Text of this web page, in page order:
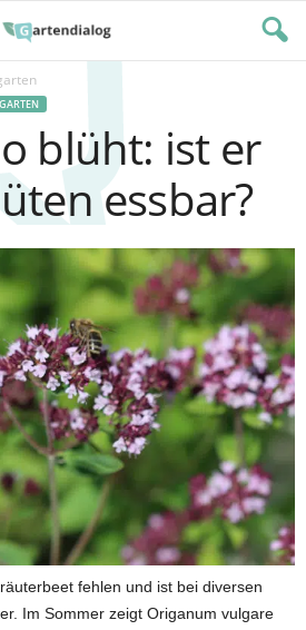
blüht: ist er
essbar?
fehlen und ist bei diversen
Im Sommer zeigt Origanum vulgare